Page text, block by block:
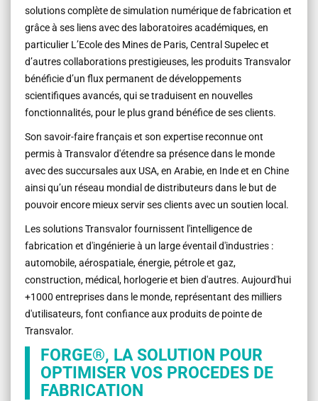
solutions complète de simulation numérique de fabrication et
grâce à ses liens avec des laboratoires académiques, en
particulier L’Ecole des Mines de Paris, Central Supelec et
d’autres collaborations prestigieuses, les produits Transvalor
bénéficie d’un flux permanent de développements
scientifiques avancés, qui se traduisent en nouvelles
fonctionnalités, pour le plus grand bénéfice de ses clients.
Son savoir-faire français et son expertise reconnue ont
permis à Transvalor d'étendre sa présence dans le monde
avec des succursales aux USA, en Arabie, en Inde et en Chine
ainsi qu’un réseau mondial de distributeurs dans le but de
pouvoir encore mieux servir ses clients avec un soutien local.
Les solutions Transvalor fournissent l'intelligence de
fabrication et d'ingénierie à un large éventail d'industries :
automobile, aérospatiale, énergie, pétrole et gaz,
construction, médical, horlogerie et bien d'autres. Aujourd'hui
+1000 entreprises dans le monde, représentant des milliers
d'utilisateurs, font confiance aux produits de pointe de
Transvalor.
FORGE®, LA SOLUTION POUR
OPTIMISER VOS PROCEDES DE
FABRICATION